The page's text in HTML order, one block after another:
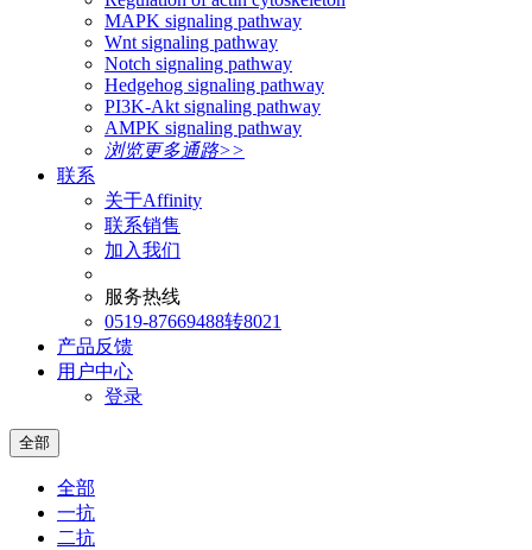
MAPK signaling pathway
Wnt signaling pathway
Notch signaling pathway
Hedgehog signaling pathway
PI3K-Akt signaling pathway
AMPK signaling pathway
浏览更多通路>>
联系
关于Affinity
联系销售
加入我们
服务热线
0519-87669488转8021
产品反馈
用户中心
登录
全部
全部
一抗
二抗